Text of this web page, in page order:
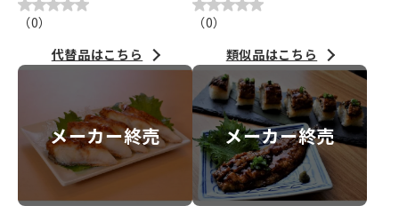
（0）
代替品はこちら
（0）
類似品はこちら
メーカー終売 メーカー終売